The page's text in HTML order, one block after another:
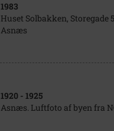
1983
Huset Solbakken, Storegade
Asnæs
1920 - 1925
Asnæs. Luftfoto af byen fra